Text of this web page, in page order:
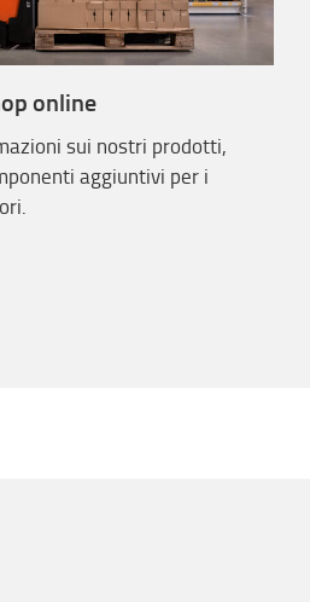
online
sui nostri prodotti,
aggiuntivi per i